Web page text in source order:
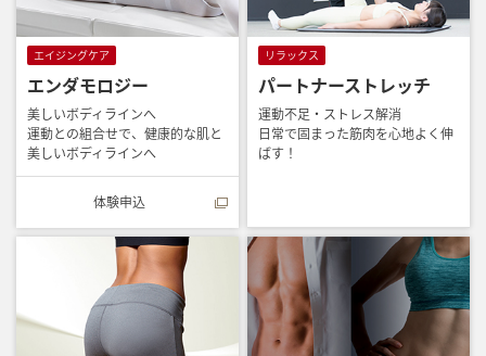
エイジングケア
エンダモロジー
美しいボディラインへ
運動との組合せで、健康的な肌と
美しいボディラインへ
体験申込
リラックス
パートナーストレッチ
運動不足・ストレス解消
日常で固まった筋肉を心地よく伸
ばす！